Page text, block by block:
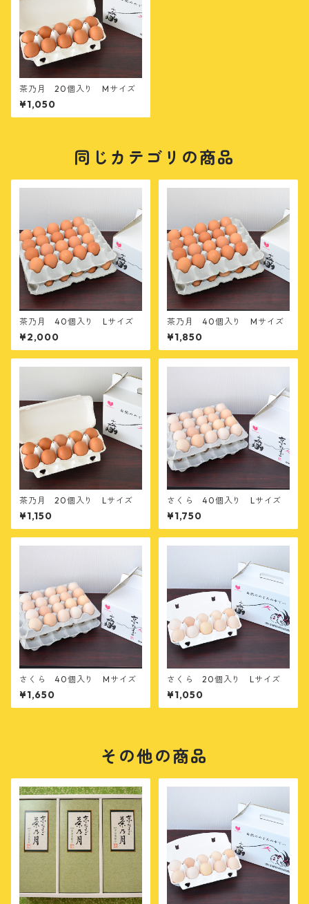
茶乃月 20個入り Mサイズ
¥1,050
同じカテゴリの商品
茶乃月 40個入り Lサイズ
¥2,000
茶乃月 40個入り Mサイズ
¥1,850
茶乃月 20個入り Lサイズ
¥1,150
さくら 40個入り Lサイズ
¥1,750
さくら 40個入り Mサイズ
¥1,650
さくら 20個入り Lサイズ
¥1,050
その他の商品